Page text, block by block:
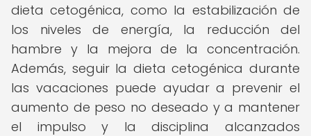
dieta cetogénica, como la estabilización de
los niveles de energía, la reducción del
hambre y la mejora de la concentración.
Además, seguir la dieta cetogénica durante
las vacaciones puede ayudar a prevenir el
aumento de peso no deseado y a mantener
el impulso y la disciplina alcanzados